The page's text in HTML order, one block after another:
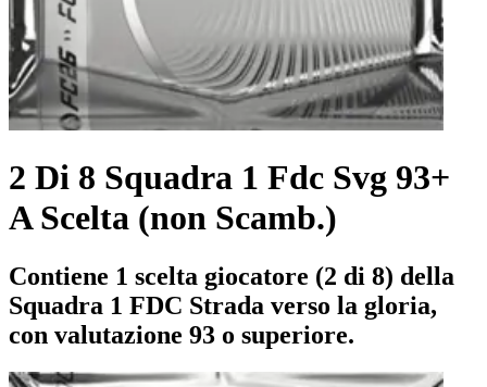
2 Di 8 Squadra 1 Fdc Svg 93+
A Scelta (non Scamb.)
Contiene 1 scelta giocatore (2 di 8) della
Squadra 1 FDC Strada verso la gloria,
con valutazione 93 o superiore.